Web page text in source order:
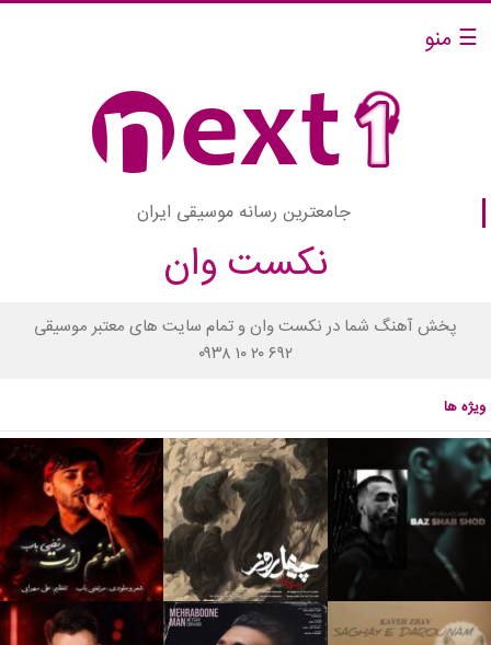
☰ منو
جامعترین رسانه موسیقی ایران
نکست وان
پخش آهنگ شما در نکست وان و تمام سایت های معتبر موسیقی
۰۹۳۸ ۱۰ ۲۰ ۶۹۲
ویژه ها